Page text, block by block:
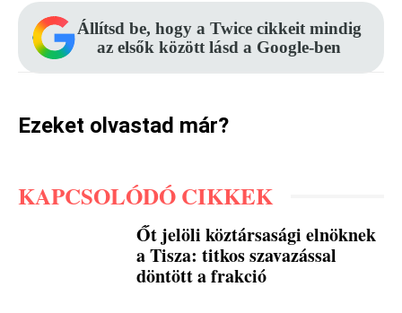
Állítsd be, hogy a Twice cikkeit mindig
az elsők között lásd a Google-ben
Ezeket olvastad már?
KAPCSOLÓDÓ CIKKEK
Őt jelöli köztársasági elnöknek
a Tisza: titkos szavazással
döntött a frakció